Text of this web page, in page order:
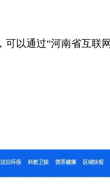
可以通过“河南省互联